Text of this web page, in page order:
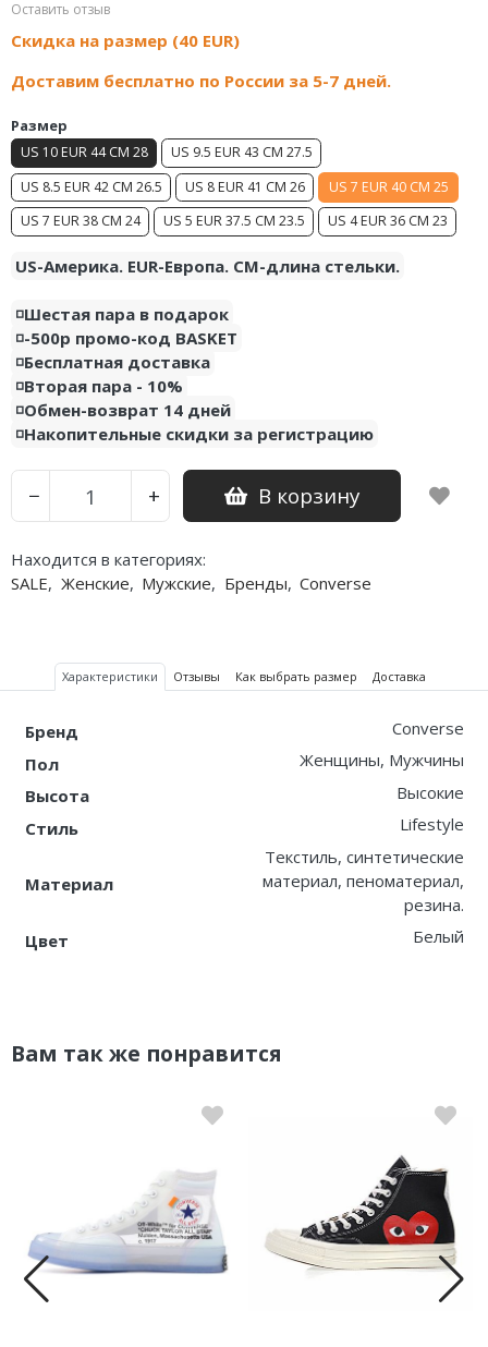
Оставить отзыв
Скидка на размер (40 EUR)
Доставим бесплатно по России за 5-7 дней.
Размер
US 10 EUR 44 CM 28
US 9.5 EUR 43 CM 27.5
US 8.5 EUR 42 CM 26.5
US 8 EUR 41 CM 26
US 7 EUR 40 CM 25
US 7 EUR 38 CM 24
US 5 EUR 37.5 CM 23.5 US 4 EUR 36 CM 23
US-Америка. EUR-Европа. CM-длина стельки.
◽️Шестая пара в подарок
◽️-500р промо-код BASKET
◽️Бесплатная доставка
◽️Вторая пара - 10%
◽️Обмен-возврат 14 дней
◽️Накопительные скидки за регистрацию
− + В корзину
Находится в категориях:
SALE, Женские, Мужские, Бренды, Converse
Характеристики Отзывы Как выбрать размер Доставка
Бренд
Converse
Пол
Женщины, Мужчины
Высота
Высокие
Стиль
Lifestyle
Материал
Текстиль, синтетические
материал, пеноматериал,
резина.
Цвет
Белый
Вам так же понравится
Air Jordan 6
Air Jordan 10
Air Jordan 11
Air Jordan 14
Air Jordan 15
Air Jordan 23
Nike Sabrina
Nike ST
Nike GT
Nike LeBron
Nike Kyrie
Nike Freak
Nike KD
Nike PG
Nike Kobe
Nike Foamposite